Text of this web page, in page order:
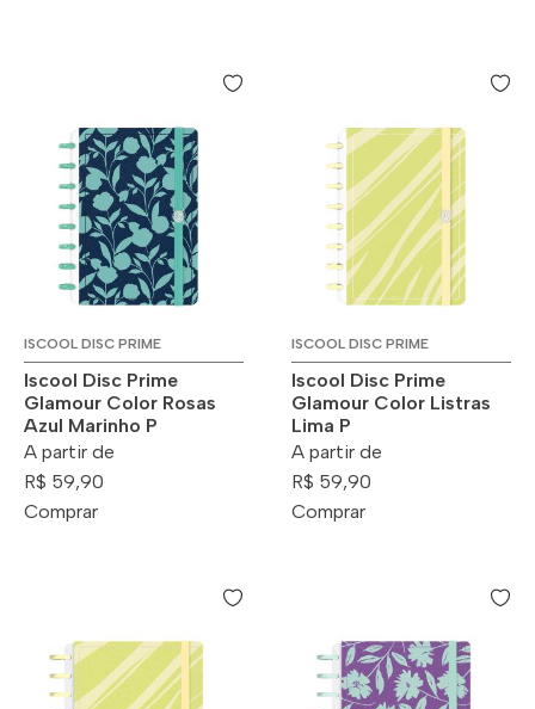
ISCOOL DISC PRIME
Iscool Disc Prime
Glamour Color Rosas
Azul Marinho P
A partir de
R$ 59,90
Comprar
ISCOOL DISC PRIME
Iscool Disc Prime
Glamour Color Listras
Lima P
A partir de
R$ 59,90
Comprar